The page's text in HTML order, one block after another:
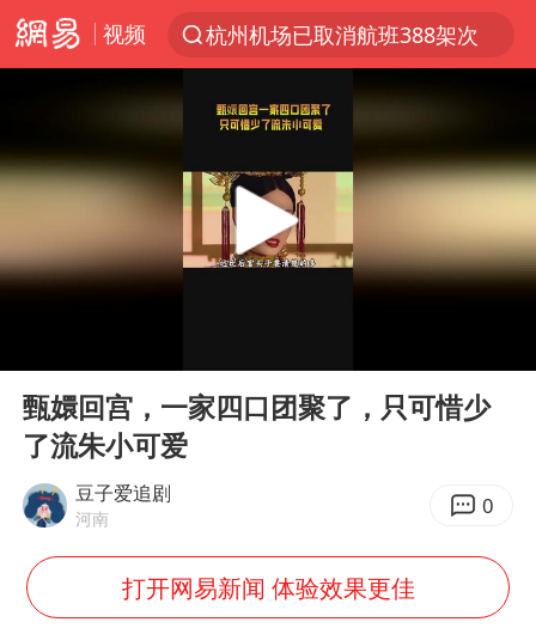
视频
杭州机场已取消航班388架次
白海豚将给京津冀带来大暴雨
上海中心千吨“镇楼神器”摆动明显
以军士兵把枪口对准中国记者
Play
甄嬛回宫，一家四口团聚了，只可惜少
了流朱小可爱
豆子爱追剧
河南 0
打开网易新闻 体验效果更佳